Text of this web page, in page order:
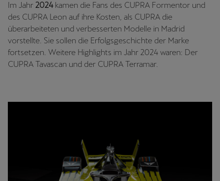
Im Jahr 2024kamen die Fans des CUPRA Formentor und
des CUPRA Leon auf ihre Kosten, als CUPRA die
überarbeiteten und verbesserten Modelle in Madrid
vorstellte. Sie sollen die Erfolgsgeschichte der Marke
fortsetzen. Weitere Highlights im Jahr 2024 waren: Der
CUPRA Tavascan und der CUPRA Terramar.